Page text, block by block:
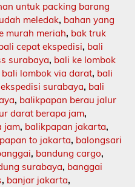
untuk packing barang
meledak, bahan yang
murah meriah, bak truk
cepat ekspedisi, bali
surabaya, bali ke lombok
bali lombok via darat, bali
surabaya, bali
, balikpapan berau jalur
darat berapa jam,
jam, balikpapan jakarta,
to jakarta, balongsari
, bandung cargo,
surabaya, banggai
, banjar jakarta,